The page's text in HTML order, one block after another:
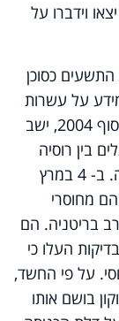
וידברו על
כסוכן
על עשרות
מרגלים רוסיים. הוא נחשף על ידי הרוסים בסוף 2004, ישב
בין רוסיה
לארצות הברית וקיבל מקלט מדיני בבריטניה. ב- 4 במרץ
בן ה- 67 ובתו בת ה- 33 כשהם מחוסרי
בריטניה. הם
העלו כי
על פי החשד,
בושם אותו